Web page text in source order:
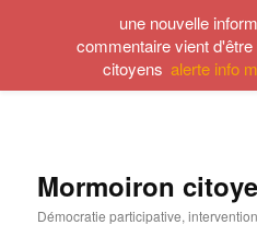
Mormoiron
Démocratie participative,
une nouvelle
commentaire vient
citoyens alerte info